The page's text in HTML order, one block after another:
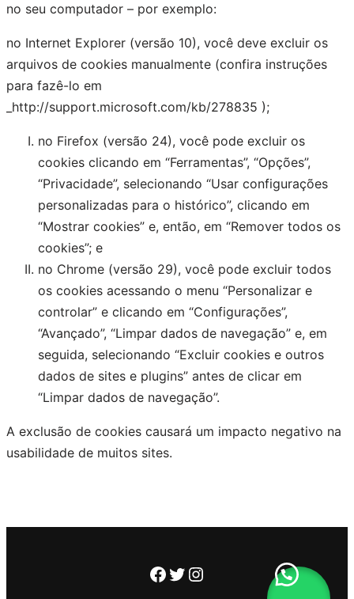
no seu computador – por exemplo:
no Internet Explorer (versão 10), você deve excluir os
arquivos de cookies manualmente (confira instruções
para fazê-lo em
_http://support.microsoft.com/kb/278835 );
no Firefox (versão 24), você pode excluir os
cookies clicando em “Ferramentas”, “Opções”,
“Privacidade”, selecionando “Usar configurações
personalizadas para o histórico”, clicando em
“Mostrar cookies” e, então, em “Remover todos os
cookies”; e
no Chrome (versão 29), você pode excluir todos
os cookies acessando o menu “Personalizar e
controlar” e clicando em “Configurações”,
“Avançado”, “Limpar dados de navegação” e, em
seguida, selecionando “Excluir cookies e outros
dados de sites e plugins” antes de clicar em
“Limpar dados de navegação”.
A exclusão de cookies causará um impacto negativo na
usabilidade de muitos sites.
Facebook
Twitter
Instagram